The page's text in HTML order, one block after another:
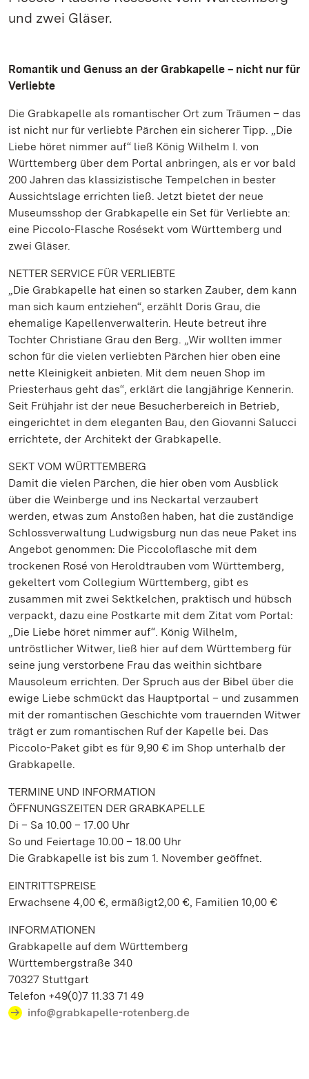
und zwei Gläser.
Romantik und Genuss an der Grabkapelle – nicht nur für
Verliebte
Die Grabkapelle als romantischer Ort zum Träumen – das
ist nicht nur für verliebte Pärchen ein sicherer Tipp. „Die
Liebe höret nimmer auf“ ließ König Wilhelm I. von
Württemberg über dem Portal anbringen, als er vor bald
200 Jahren das klassizistische Tempelchen in bester
Aussichtslage errichten ließ. Jetzt bietet der neue
Museumsshop der Grabkapelle ein Set für Verliebte an:
eine Piccolo-Flasche Rosésekt vom Württemberg und
zwei Gläser.
NETTER SERVICE FÜR VERLIEBTE
„Die Grabkapelle hat einen so starken Zauber, dem kann
man sich kaum entziehen“, erzählt Doris Grau, die
ehemalige Kapellenverwalterin. Heute betreut ihre
Tochter Christiane Grau den Berg. „Wir wollten immer
schon für die vielen verliebten Pärchen hier oben eine
nette Kleinigkeit anbieten. Mit dem neuen Shop im
Priesterhaus geht das“, erklärt die langjährige Kennerin.
Seit Frühjahr ist der neue Besucherbereich in Betrieb,
eingerichtet in dem eleganten Bau, den Giovanni Salucci
errichtete, der Architekt der Grabkapelle.
SEKT VOM WÜRTTEMBERG
Damit die vielen Pärchen, die hier oben vom Ausblick
über die Weinberge und ins Neckartal verzaubert
werden, etwas zum Anstoßen haben, hat die zuständige
Schlossverwaltung Ludwigsburg nun das neue Paket ins
Angebot genommen: Die Piccoloflasche mit dem
trockenen Rosé von Heroldtrauben vom Württemberg,
gekeltert vom Collegium Württemberg, gibt es
zusammen mit zwei Sektkelchen, praktisch und hübsch
verpackt, dazu eine Postkarte mit dem Zitat vom Portal:
„Die Liebe höret nimmer auf“. König Wilhelm,
untröstlicher Witwer, ließ hier auf dem Württemberg für
seine jung verstorbene Frau das weithin sichtbare
Mausoleum errichten. Der Spruch aus der Bibel über die
ewige Liebe schmückt das Hauptportal – und zusammen
mit der romantischen Geschichte vom trauernden Witwer
trägt er zum romantischen Ruf der Kapelle bei. Das
Piccolo-Paket gibt es für 9,90 € im Shop unterhalb der
Grabkapelle.
TERMINE UND INFORMATION
ÖFFNUNGSZEITEN DER GRABKAPELLE
Di – Sa 10.00 – 17.00 Uhr
So und Feiertage 10.00 – 18.00 Uhr
Die Grabkapelle ist bis zum 1. November geöffnet.
EINTRITTSPREISE
Erwachsene 4,00 €, ermäßigt2,00 €, Familien 10,00 €
INFORMATIONEN
Grabkapelle auf dem Württemberg
Württembergstraße 340
70327 Stuttgart
Telefon +49(0)7 11.33 71 49
info@grabkapelle-rotenberg.de